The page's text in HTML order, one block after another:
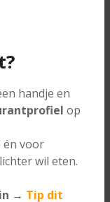
handje en
op
én voor
wil eten.
→ Tip dit